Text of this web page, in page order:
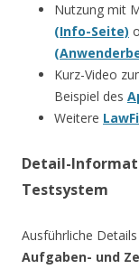
Nutzung mit
(Info-Seite)
Kurz-Video
Beispiel des
Weitere
Detail-
Testsystem
Ausführliche
Aufgaben- und